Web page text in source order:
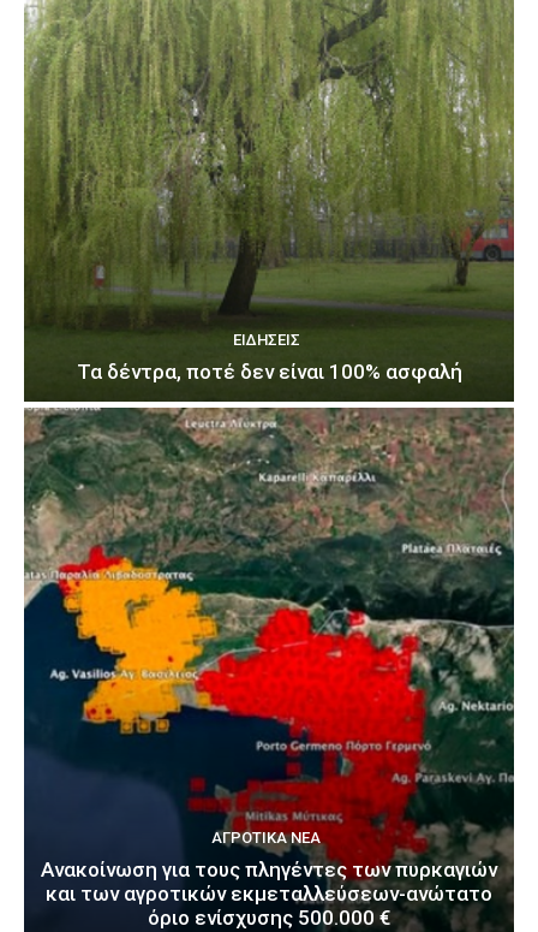
ΕΙΔΉΣΕΙΣ
Τα δέντρα, ποτέ δεν είναι 100% ασφαλή
ΑΓΡΟΤΙΚΆ ΝΈΑ
Ανακοίνωση για τους πληγέντες των πυρκαγιών
και των αγροτικών εκμεταλλεύσεων-ανώτατο
όριο ενίσχυσης 500.000 €